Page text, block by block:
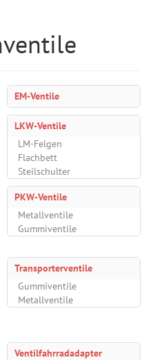
EM-Ventile
LKW-Ventile
LM-Felgen
Flachbett
Steilschulter
PKW-Ventile
Metallventile
Gummiventile
Transporterventile
Gummiventile
Metallventile
Ventilfahrradadapter